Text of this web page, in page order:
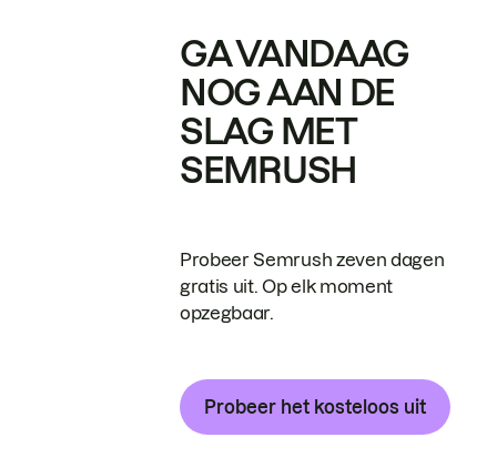
GA VANDAAG
NOG AAN DE
SLAG MET
SEMRUSH
Probeer Semrush zeven dagen
gratis uit. Op elk moment
opzegbaar.
Probeer het kosteloos uit